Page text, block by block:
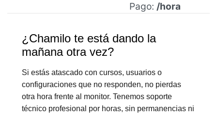
Pago: /hora
¿Chamilo te está dando la
mañana otra vez?
Si estás atascado con cursos, usuarios o
configuraciones que no responden, no pierdas
otra hora frente al monitor. Tenemos soporte
técnico profesional por horas, sin permanencias ni